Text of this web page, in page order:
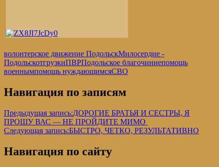
волонтерское движение ПодольскМилосердие -
ПодольскотгрузкиПВРПодольское благочиниепомощь
военнымпомощь нуждающимсяСВО
Навигация по записям
Предыдущая запись:ДОРОГИЕ БРАТЬЯ И СЕСТРЫ, Я
ПРОШУ ВАС — НЕ ПРОЙДИТЕ МИМО
Следующая запись:БЫСТРО, ЧЕТКО, РЕЗУЛЬТАТИВНO
Навигация по сайту